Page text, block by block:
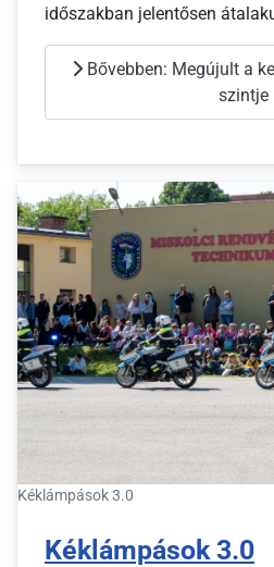
időszakban jelentősen
Bővebben: Megújult a
szintje
Kéklámpások 3.0
Kéklámpások 3.0